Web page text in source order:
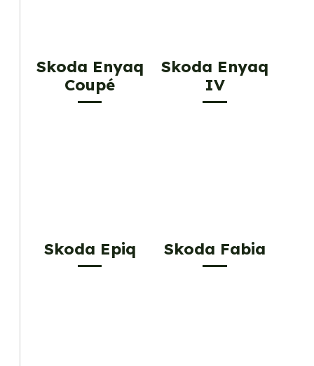
Skoda Enyaq
Coupé
Skoda Enyaq
IV
Skoda Epiq Skoda Fabia